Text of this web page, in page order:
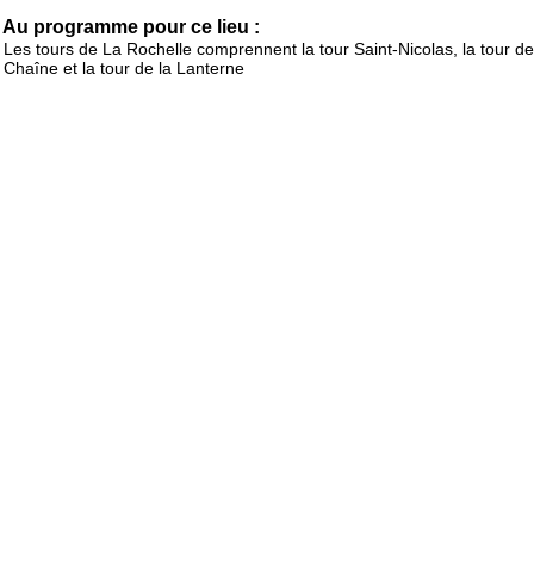
Au programme pour ce lieu :
Les tours de La Rochelle comprennent la tour Saint-Nicolas, la tour
Chaîne et la tour de la Lanterne